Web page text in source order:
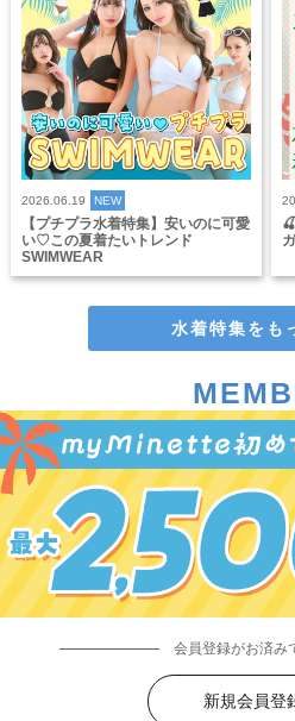
2026.06.19 NEW
【プチプラ水着特集】安いのに可愛
い♡この夏着たいトレンド
SWIMWEAR
水着特集をも
会員登録がお済み
新規会員登